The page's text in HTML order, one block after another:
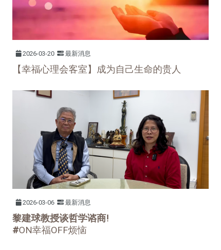
2026-03-20 最新消息
【幸福心理会客室】成为自己生命的贵人
2026-03-06 最新消息
黎建球教授谈哲学谘商!
#ON幸福OFF烦恼